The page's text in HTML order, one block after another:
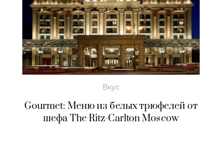
Вкус
Gourmet: Меню из белых трюфелей от
шефа The Ritz-Carlton Moscow